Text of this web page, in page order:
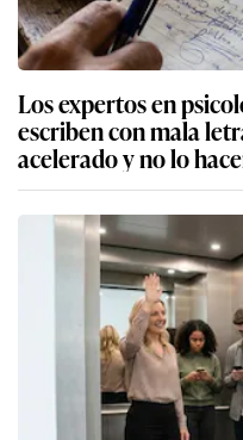
Los expertos en
escriben con mala
acelerado y no lo